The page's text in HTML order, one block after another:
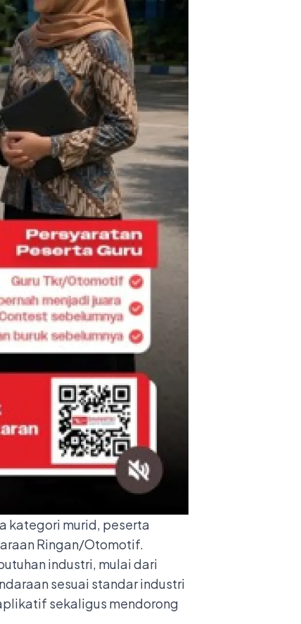
kategori murid, peserta
Ringan/Otomotif.
industri, mulai dari
sesuai standar industri
sekaligus mendorong